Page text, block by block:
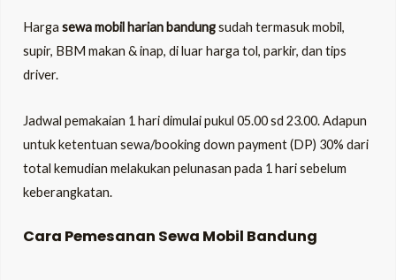
Harga sewamobil harian bandungsudah termasuk mobil,
supir, BBM makan & inap, di luar harga tol, parkir, dan tips
driver.
Jadwal pemakaian 1 hari dimulai pukul 05.00 sd 23.00. Adapun
untuk ketentuan sewa/booking down payment (DP) 30% dari
total kemudian melakukan pelunasan pada 1 hari sebelum
keberangkatan.
Cara Pemesanan Sewa Mobil Bandung